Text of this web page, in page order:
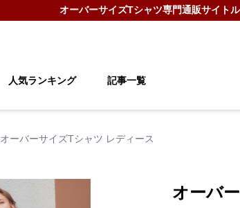
オーバーサイズTシャツ専門通販サイト
人気ランキング 記事一覧
オーバーサイズTシャツ レディース
オーバ